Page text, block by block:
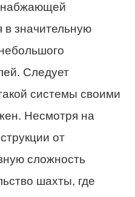
в значительную
Следует
системы своими
Несмотря на
от
сложность
шахты, где